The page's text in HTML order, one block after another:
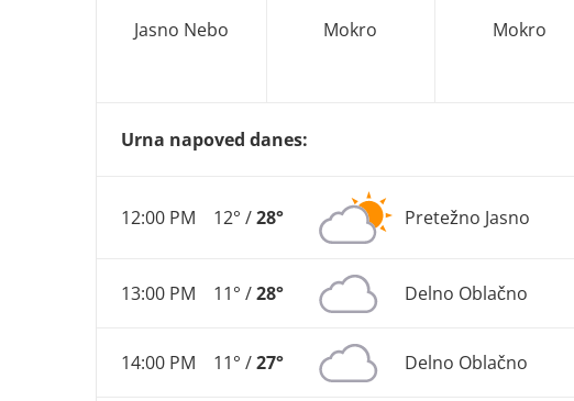
Jasno Nebo Mokro Mokro
Urna napoved danes:
12:00 PM 12° /28° Pretežno Jasno
13:00 PM 11° /28° Delno Oblačno
14:00 PM 11° /27° Delno Oblačno